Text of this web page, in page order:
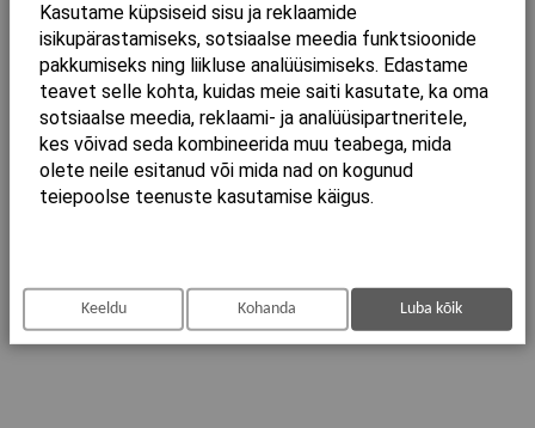
Kõrgus
540
Toode
Seinapott
Seotud tooted
Kasutame küpsiseid sisu ja reklaamide
isikupärastamiseks, sotsiaalse meedia funktsioonide
pakkumiseks ning liikluse analüüsimiseks. Edastame
teavet selle kohta, kuidas meie saiti kasutate, ka oma
sotsiaalse meedia, reklaami- ja analüüsipartneritele,
kes võivad seda kombineerida muu teabega, mida
olete neile esitanud või mida nad on kogunud
teiepoolse teenuste kasutamise käigus.
Keeldu Kohanda Luba kõik